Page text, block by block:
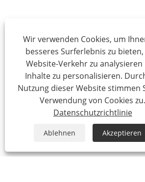
Wir verwenden Cookies, um
besseres Surferlebnis zu
Website-Verkehr zu analysieren
Inhalte zu personalisieren.
Nutzung dieser Website stimmen
Verwendung von Cookies zu.
Datenschutzrichtlinie
Ablehnen Akzeptieren